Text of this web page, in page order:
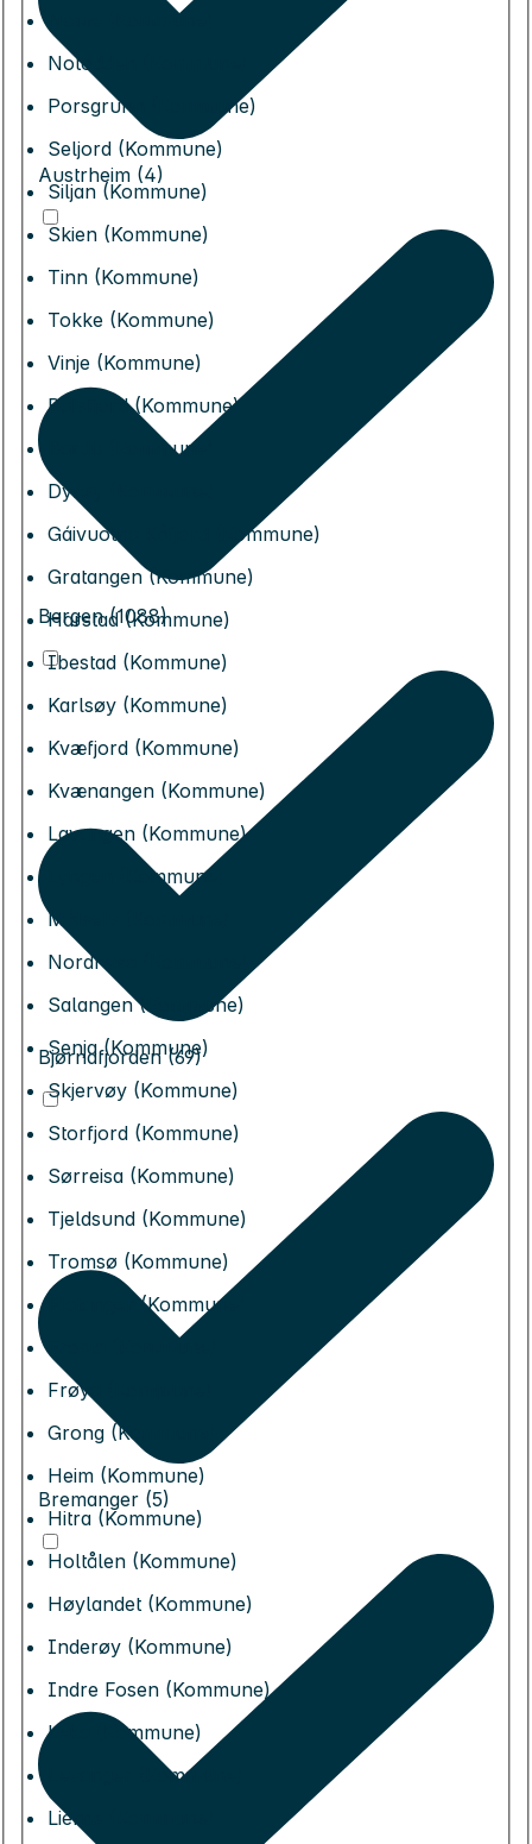
Nome (Kommune)
Notodden (Kommune)
Porsgrunn (Kommune)
Seljord (Kommune)
Siljan (Kommune)
Skien (Kommune)
Tinn (Kommune)
Tokke (Kommune)
Vinje (Kommune)
Balsfjord (Kommune)
Bardu (Kommune)
Dyrøy (Kommune)
Gáivuotna Kåfjord (Kommune)
Gratangen (Kommune)
Harstad (Kommune)
Ibestad (Kommune)
Karlsøy (Kommune)
Kvæfjord (Kommune)
Kvænangen (Kommune)
Lavangen (Kommune)
Lyngen (Kommune)
Målselv (Kommune)
Nordreisa (Kommune)
Salangen (Kommune)
Senja (Kommune)
Skjervøy (Kommune)
Storfjord (Kommune)
Sørreisa (Kommune)
Tjeldsund (Kommune)
Tromsø (Kommune)
Flatanger (Kommune)
Frosta (Kommune)
Frøya (Kommune)
Grong (Kommune)
Heim (Kommune)
Hitra (Kommune)
Holtålen (Kommune)
Høylandet (Kommune)
Inderøy (Kommune)
Indre Fosen (Kommune)
Leka (Kommune)
Levanger (Kommune)
Lierne (Kommune)
Austrheim (4)
Bergen (1088)
Bjørnafjorden (69)
Bremanger (5)